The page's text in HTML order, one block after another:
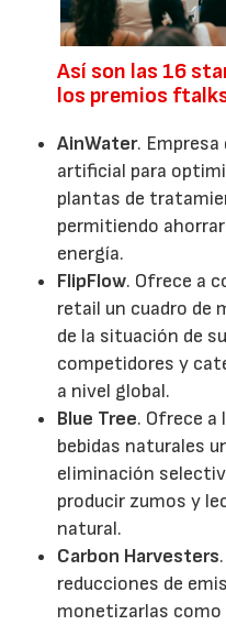
Así son las 16
los premios
AinWater.
artificial para
plantas de
permitiendo
energía.
FlipFlow. Ofrece a
retail un cuadro de
de la situación de
competidores y
a nivel global.
Blue Tree. Ofrece
bebidas naturales
eliminación
producir zumos y
natural.
Carbon Harvesters
reducciones de
monetizarlas como